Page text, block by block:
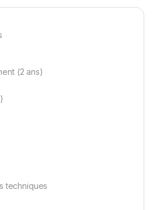
(2 ans)
techniques